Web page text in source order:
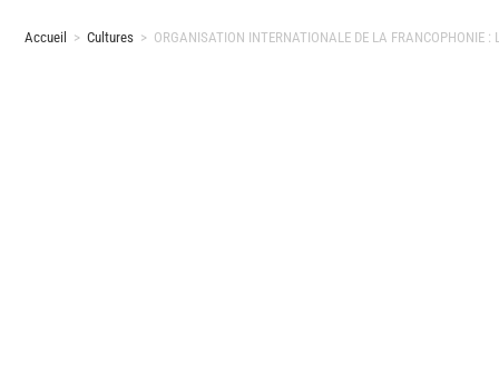
Accueil > Cultures > ORGANISATION INTERNATIONALE DE LA